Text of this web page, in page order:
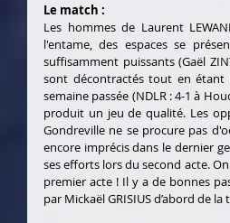
Le match :
Les hommes de Laurent
l'entame, des espaces se
suffisamment puissants (Gaël
sont décontractés tout en étant
semaine passée (NDLR : 4-1 à
produit un jeu de qualité. Les
Gondreville ne se procure pas
encore imprécis dans le dernier
ses efforts lors du second acte.
premier acte ! Il y a de bonnes
par Mickaël GRISIUS d’abord de